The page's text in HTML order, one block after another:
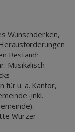
Wunschdenken,
Bestand:
Musikalisch-
für u. a. Kantor,
(inkl.
Wurzer